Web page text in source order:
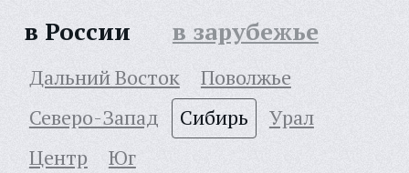
в России в зарубежье
Дальний Восток
Поволжье
Северо-Запад
Сибирь
Урал
Центр
Юг